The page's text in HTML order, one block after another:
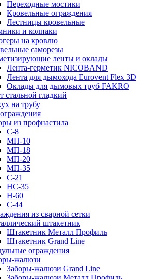
Переходные мостики
Кровельные ограждения
Лестницы кровельные
и колпаки
на кровлю
саморезы
ленты и оклады
Лента-герметик NICOBAND
Лента для дымохода Eurovent Flex 3D
Оклады для дымовых труб FAKRO
стальной гладкий
на трубу
из профнастила
С-8
МП-10
МП-18
МП-20
МП-35
С-21
НС-35
Н-60
С-44
из сварной сетки
штакетник
Штакетник Металл Профиль
Штакетник Grand Line
ограждения
жалюзи
Заборы-жалюзи Grand Line